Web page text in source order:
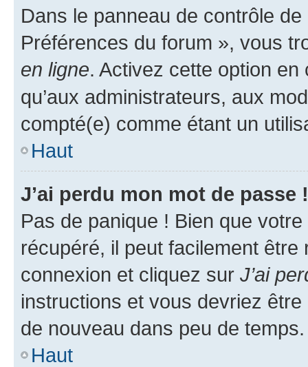
Dans le panneau de contrôle
Préférences du forum », vous
en ligne. Activez cette option
qu’aux administrateurs, aux
compté(e) comme étant un
Haut
J’ai perdu mon mot de passe !
Pas de panique ! Bien que
récupéré, il peut facilement
connexion et cliquez sur J’ai
instructions et vous devriez
de nouveau dans peu de temps.
Haut